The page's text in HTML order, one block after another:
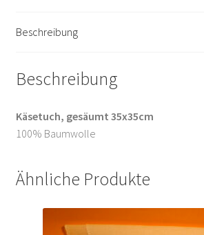
Zahlungsarten
Beschreibung
Beschreibung
Käsetuch, gesäumt 35x35cm
100% Baumwolle
Ähnliche Produkte